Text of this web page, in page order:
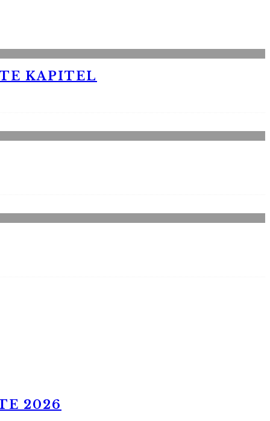
KAPITEL
2026